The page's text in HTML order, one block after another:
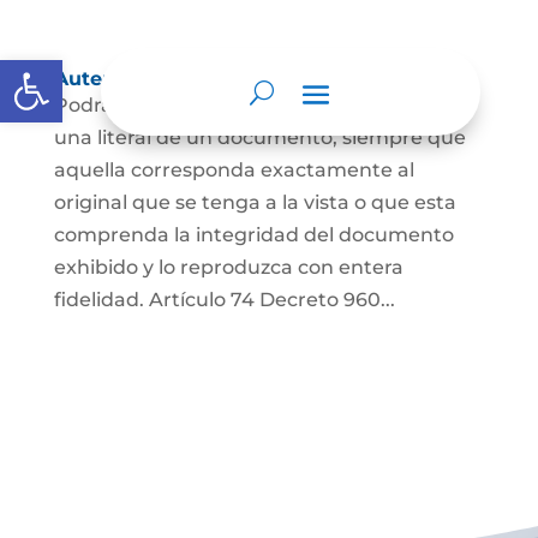
Abrir barra de herramientas
Autenticación de Copias
Podrá autenticarse una copia mecánica o
una literal de un documento, siempre que
aquella corresponda exactamente al
original que se tenga a la vista o que esta
comprenda la integridad del documento
exhibido y lo reproduzca con entera
fidelidad. Artículo 74 Decreto 960...